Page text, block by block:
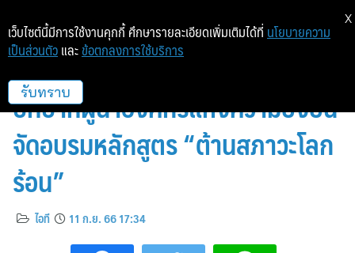
เนชั่นแนล ไอทีเอ็มเอ๊กซ์ ตอกย้ำ
บทบาทผู้นำองค์กรแห่งความยั่งยืน
จัดอบรมหลักสูตร “ต้านสภาวะโลก
ร้อน”
ไอที 11 ก.ย. 66 17:34
เว็บไซต์นี้มีการใช้งานคุกกี้ ศึกษารายละเอียดเพิ่มเติมได้ที่ นโยบายความ
เป็นส่วนตัว และ ข้อตกลงการใช้บริการ
รับทราบ
X